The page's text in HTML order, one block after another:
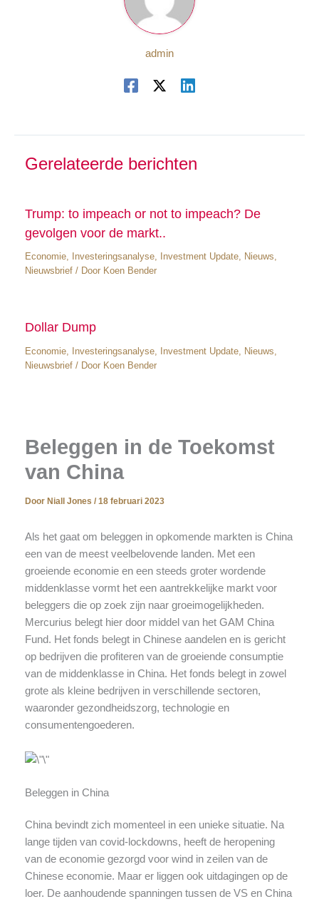
admin
Gerelateerde berichten
Trump: to impeach or not to impeach? De
gevolgen voor de markt..
Economie, Investeringsanalyse, Investment Update, Nieuws,
Nieuwsbrief/ Door Koen Bender
Dollar Dump
Economie, Investeringsanalyse, Investment Update, Nieuws
Nieuwsbrief/ Door Koen Bender
Beleggen in de Toekomst
van China
Door Niall Jones / 18 februari 2023
Als het gaat om beleggen in opkomende markten is China
een van de meest veelbelovende landen. Met een
groeiende economie en een steeds groter wordende
middenklasse vormt het een aantrekkelijke markt voor
beleggers die op zoek zijn naar groeimogelijkheden.
Mercurius belegt hier door middel van het GAM China
Fund. Het fonds belegt in Chinese aandelen en is gericht
op bedrijven die profiteren van de groeiende consumptie
van de middenklasse in China. Het fonds belegt in zowel
grote als kleine bedrijven in verschillende sectoren,
waaronder gezondheidszorg, technologie en
consumentengoederen.
Beleggen in China
China bevindt zich momenteel in een unieke situatie. Na
lange tijden van covid-lockdowns, heeft de heropening
van de economie gezorgd voor wind in zeilen van de
Chinese economie. Maar er liggen ook uitdagingen op de
loer. De aanhoudende spanningen tussen de VS en China